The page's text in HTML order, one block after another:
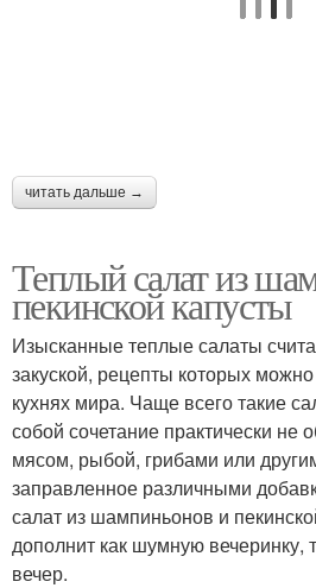
читать дальше →
Теплый салат из
пекинской капусты
Изысканные теплые салаты
закуской, рецепты которых
кухнях мира. Чаще всего такие
собой сочетание практически
мясом, рыбой, грибами или
заправленное различными
салат из шампиньонов и
дополнит как шумную вечеринку,
вечер.